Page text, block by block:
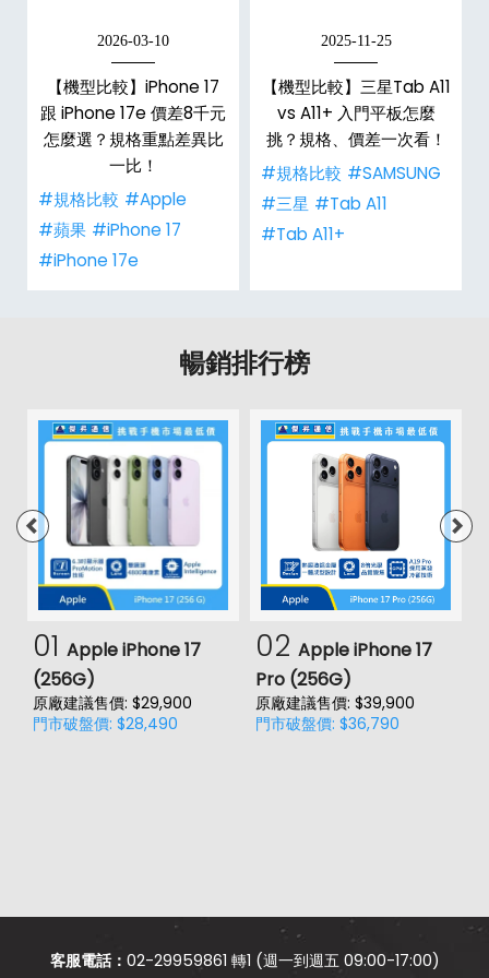
2026-03-10
【機型比較】iPhone 17
跟 iPhone 17e 價差8千元
怎麼選？規格重點差異比
一比！
#規格比較 #Apple
#蘋果 #iPhone 17
#iPhone 17e
2025-11-25
【機型比較】三星Tab A11
vs A11+ 入門平板怎麼
挑？規格、價差一次看！
#規格比較 #SAMSUNG
#三星 #Tab A11
#Tab A11+
暢銷排行榜
01 Apple iPhone 17
(256G)
原廠建議售價: $29,900
門市破盤價: $28,490
02 Apple iPhone 17
Pro (256G)
原廠建議售價: $39,900
門市破盤價: $36,790
客服電話： 02-29959861 轉1 (週一到週五 09:00-17:00)